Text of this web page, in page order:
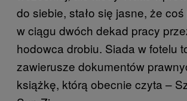
do siebie, stało się jasne, że coś
w ciągu dwóch dekad pracy
hodowca drobiu. Siada w fotelu
zawierusze dokumentów
książkę, którą obecnie czyta –